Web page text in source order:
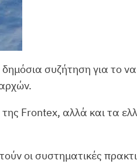
συζήτηση για το
Frontex, αλλά και τα
οι συστηματικές